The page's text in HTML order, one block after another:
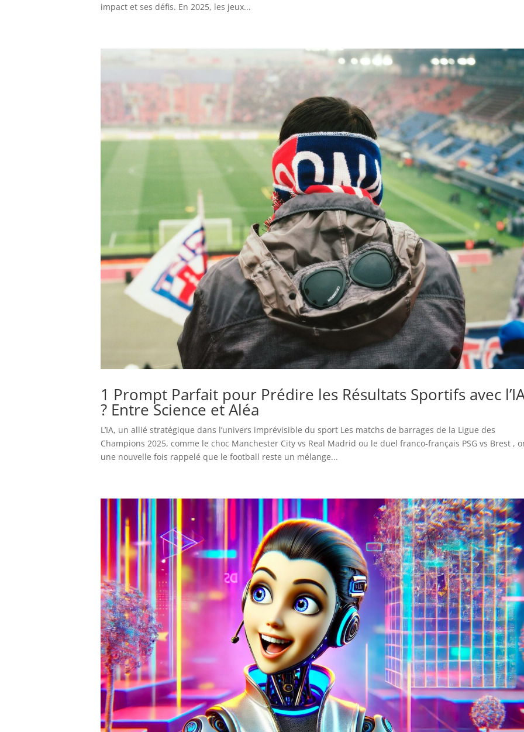
impact et ses défis. En 2025, les jeux...
1 Prompt Parfait pour Prédire les Résultats Sportifs avec
? Entre Science et Aléa
L’IA, un allié stratégique dans l’univers imprévisible du sport Les matchs de barrages de la Ligue des
Champions 2025, comme le choc Manchester City vs Real Madrid ou le duel franco-français PSG vs Brest ,
une nouvelle fois rappelé que le football reste un mélange...